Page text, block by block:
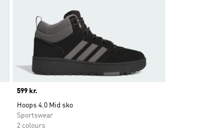
Price
599 kr.
Hoops 4.0 Mid sko
Sportswear
2 colours